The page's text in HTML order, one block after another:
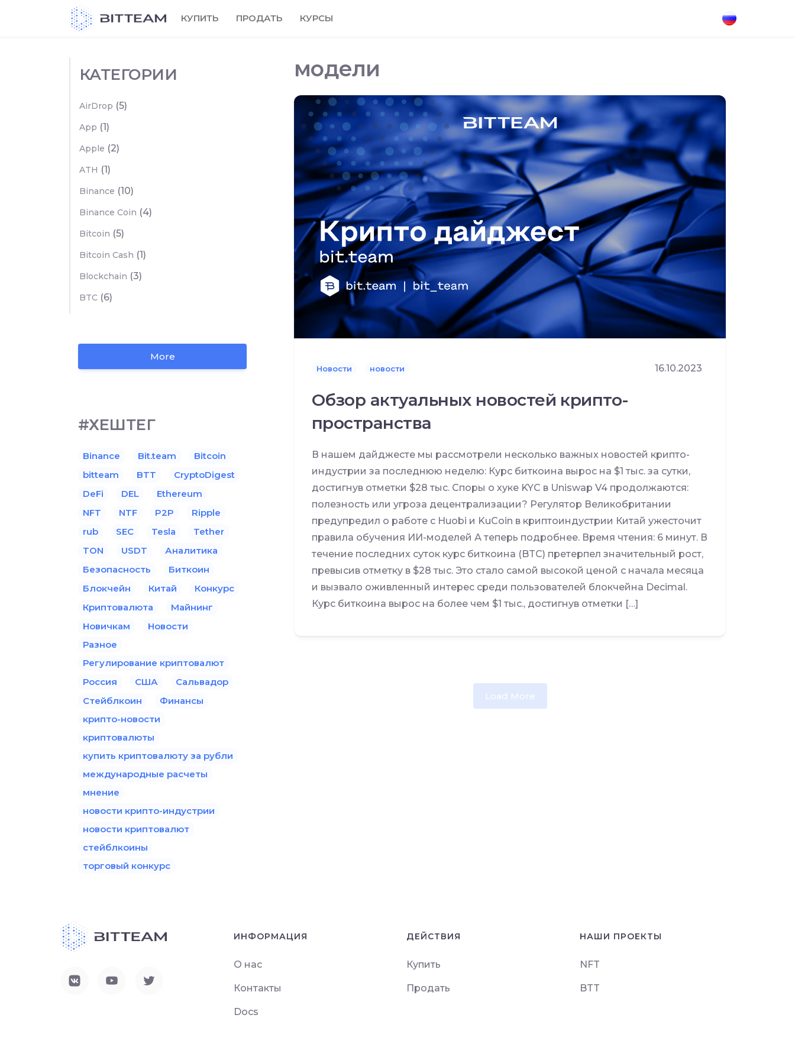
КУПИТЬ ПРОДАТЬ КУРСЫ
модели
Новости новости 16.10.2023
Обзор актуальных новостей крипто-
пространства
В нашем дайджесте мы рассмотрели несколько важных новостей крипто-
индустрии за последнюю неделю: Курс биткоина вырос на $1 тыс. за сутки,
достигнув отметки $28 тыс. Споры о хуке KYC в Uniswap V4 продолжаются:
полезность или угроза децентрализации? Регулятор Великобритании
предупредил о работе с Huobi и KuCoin в криптоиндустрии Китай ужесточит
правила обучения ИИ-моделей А теперь подробнее. Время чтения: 6 минут. В
течение последних суток курс биткоина (BTC) претерпел значительный рост,
превысив отметку в $28 тыс. Это стало самой высокой ценой с начала месяца
и вызвало оживленный интерес среди пользователей блокчейна Decimal.
Курс биткоина вырос на более чем $1 тыс., достигнув отметки […]
Load More
КАТЕГОРИИ
AirDrop (5)
App (1)
Apple (2)
ATH (1)
Binance (10)
Binance Coin (4)
Bitcoin (5)
Bitcoin Cash (1)
Blockchain (3)
BTC (6)
More
#ХЕШТЕГ
Binance Bit.team
Bitcoin
bitteam
BTT
CryptoDigest
DeFi
DEL
Ethereum
NFT
NTF P2P
Ripple
rub
SEC Tesla
Tether
TON
USDT
Аналитика
Безопасность
Биткоин
Блокчейн
Китай
Конкурс
Криптовалюта
Майнинг
Новичкам
Новости
Разное
Регулирование криптовалют
Россия
США
Сальвадор
Стейблкоин
Финансы
крипто-новости
криптовалюты
купить криптовалюту за рубли
международные расчеты
мнение
новости крипто-индустрии
новости криптовалют
стейблкоины
торговый конкурс
ИНФОРМАЦИЯ
О нас
Контакты
Docs
ДЕЙСТВИЯ
Купить
Продать
НАШИ ПРОЕКТЫ
NFT
BTT